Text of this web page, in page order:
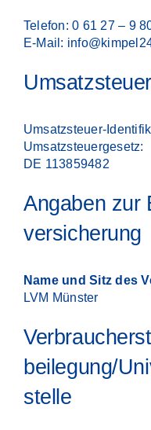
Telefon: 0 61 27 – 9
E-Mail:
Umsatzsteuer-
Umsatzsteuergesetz:
DE 113859482
Angaben zur
versicherung
Name und Sitz des
LVM Münster
beilegung/
stelle